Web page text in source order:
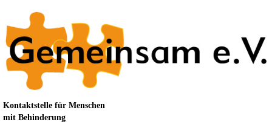
Kontaktstelle für Menschen
mit Behinderung